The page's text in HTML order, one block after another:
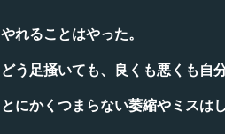
やれることはやった。
どう足掻いても、良くも悪くも自
とにかくつまらない萎縮やミスは